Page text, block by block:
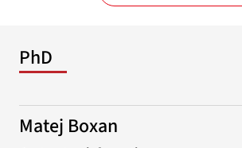
PhD
Matej Boxan